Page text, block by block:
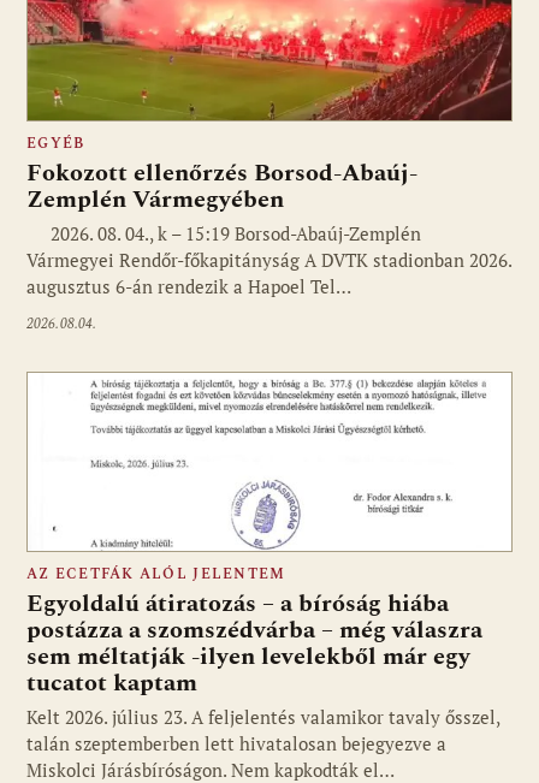
EGYÉB
Fokozott ellenőrzés Borsod-Abaúj-
Zemplén Vármegyében
2026. 08. 04., k – 15:19 Borsod-Abaúj-Zemplén
Vármegyei Rendőr-főkapitányság A DVTK stadionban 2026.
augusztus 6-án rendezik a Hapoel Tel…
2026.08.04.
AZ ECETFÁK ALÓL JELENTEM
Egyoldalú átiratozás – a bíróság hiába
postázza a szomszédvárba – még válaszra
sem méltatják -ilyen levelekből már egy
tucatot kaptam
Kelt 2026. július 23. A feljelentés valamikor tavaly ősszel,
talán szeptemberben lett hivatalosan bejegyezve a
Miskolci Járásbíróságon. Nem kapkodták el…